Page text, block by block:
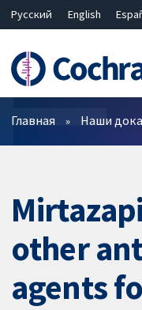
Русский English
Bahasa Malaysia
ไทย
简体中文
Фильтры
Главная Наши
other
agents